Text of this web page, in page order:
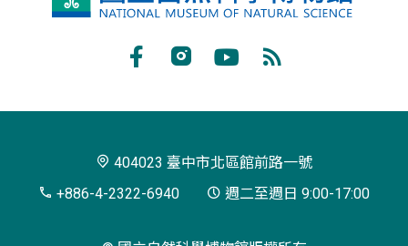
博
閱
404023 臺中市北區館前路一號
+886-4-2322-6940
週二至週日 9:00-17:00